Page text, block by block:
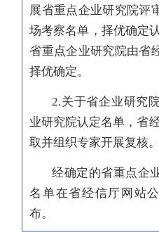
展省重点企业研究院评
场考察名单，择优确定
省重点企业研究院由省
择优确定。
2.关于省企业研究
业研究院认定名单，省
取并组织专家开展复核。
经确定的省重点企
名单在省经信厅网站
布。